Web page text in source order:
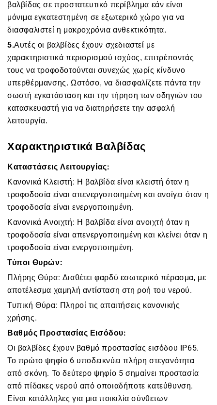
βαλβίδας σε προστατευτικό περίβλημα εάν είναι
μόνιμα εγκατεστημένη σε εξωτερικό χώρο για να
διασφαλιστεί η μακροχρόνια ανθεκτικότητα.
5.Αυτές οι βαλβίδες έχουν σχεδιαστεί με
χαρακτηριστικά περιορισμού ισχύος, επιτρέποντάς
τους να τροφοδοτούνται συνεχώς χωρίς κίνδυνο
υπερθέρμανσης. Ωστόσο, να διασφαλίζετε πάντα την
σωστή εγκατάσταση και την τήρηση των οδηγιών του
κατασκευαστή για να διατηρήσετε την ασφαλή
λειτουργία.
Χαρακτηριστικά Βαλβίδας
Καταστάσεις Λειτουργίας:
Κανονικά Κλειστή: Η βαλβίδα είναι κλειστή όταν η
τροφοδοσία είναι απενεργοποιημένη και ανοίγει όταν η
τροφοδοσία είναι ενεργοποιημένη.
Κανονικά Ανοιχτή: Η βαλβίδα είναι ανοιχτή όταν η
τροφοδοσία είναι απενεργοποιημένη και κλείνει όταν η
τροφοδοσία είναι ενεργοποιημένη.
Τύποι Θυρών:
Πλήρης Θύρα: Διαθέτει φαρδύ εσωτερικό πέρασμα, με
αποτέλεσμα χαμηλή αντίσταση στη ροή του νερού.
Τυπική Θύρα: Πληροί τις απαιτήσεις κανονικής
χρήσης.
Βαθμός Προστασίας Εισόδου:
Οι βαλβίδες έχουν βαθμό προστασίας εισόδου IP65.
Το πρώτο ψηφίο 6 υποδεικνύει πλήρη στεγανότητα
από σκόνη. Το δεύτερο ψηφίο 5 σημαίνει προστασία
από πίδακες νερού από οποιαδήποτε κατεύθυνση.
Είναι κατάλληλες για μια ποικιλία σύνθετων